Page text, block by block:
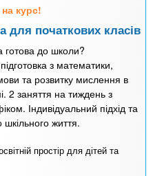
курс!
для початкових класів
до школи?
з математики,
та розвитку мислення в
2 заняття на тиждень з
Індивідуальний підхід та
шкільного життя.
простір для дітей та